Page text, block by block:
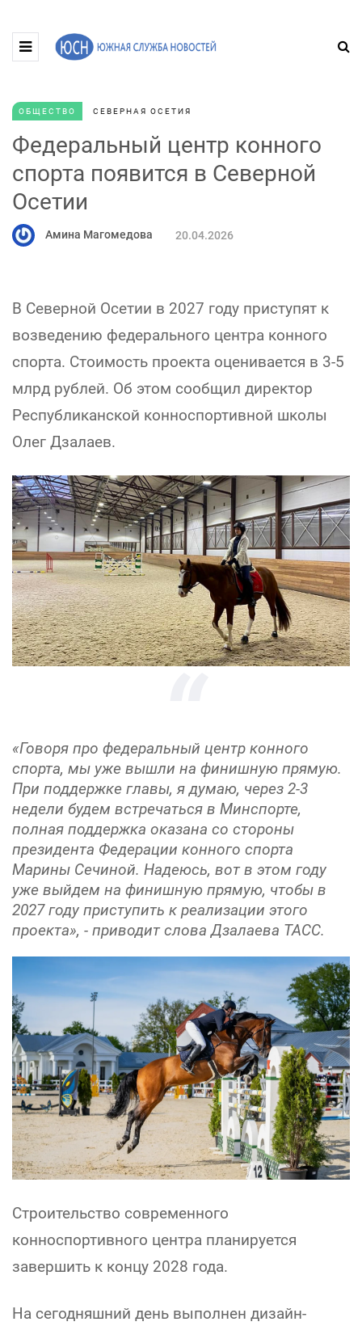
ОБЩЕСТВО СЕВЕРНАЯ ОСЕТИЯ
Федеральный центр конного
спорта появится в Северной
Осетии
Амина Магомедова 20.04.2026
В Северной Осетии в 2027 году приступят к
возведению федерального центра конного
спорта. Стоимость проекта оценивается в 3-5
млрд рублей. Об этом сообщил директор
Республиканской конноспортивной школы
Олег Дзалаев.
«Говоря про федеральный центр конного
спорта, мы уже вышли на финишную прямую.
При поддержке главы, я думаю, через 2-3
недели будем встречаться в Минспорте,
полная поддержка оказана со стороны
президента Федерации конного спорта
Марины Сечиной. Надеюсь, вот в этом году
уже выйдем на финишную прямую, чтобы в
2027 году приступить к реализации этого
проекта», - приводит слова Дзалаева ТАСС.
Строительство современного
конноспортивного центра планируется
завершить к концу 2028 года.
На сегодняшний день выполнен дизайн-